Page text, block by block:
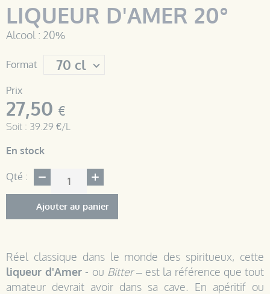
LIQUEUR D'AMER 20°
Alcool : 20%
Format
Prix
27,50 €
Soit : 39.29 €/L
En stock
Qté :
Ajouter au panier
Réel classique dans le monde des spiritueux, cette
liqueur d'Amer - ou Bitter– est la référence que tout
amateur devrait avoir dans sa cave. En apéritif ou